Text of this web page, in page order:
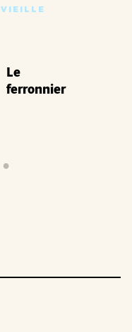
VIEILLE
Le
ferronnier